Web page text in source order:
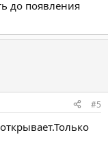
до появления
#5